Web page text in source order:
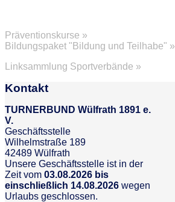
Präventionskurse »
Bildungspaket "Bildung und Teilhabe" »
Linksammlung Sportverbände »
Kontakt
TURNERBUND Wülfrath 1891 e.
V.
Geschäftsstelle
Wilhelmstraße 189
42489 Wülfrath
Unsere Geschäftsstelle ist in der
Zeit vom 03.08.2026 bis
einschließlich 14.08.2026 wegen
Urlaubs geschlossen.